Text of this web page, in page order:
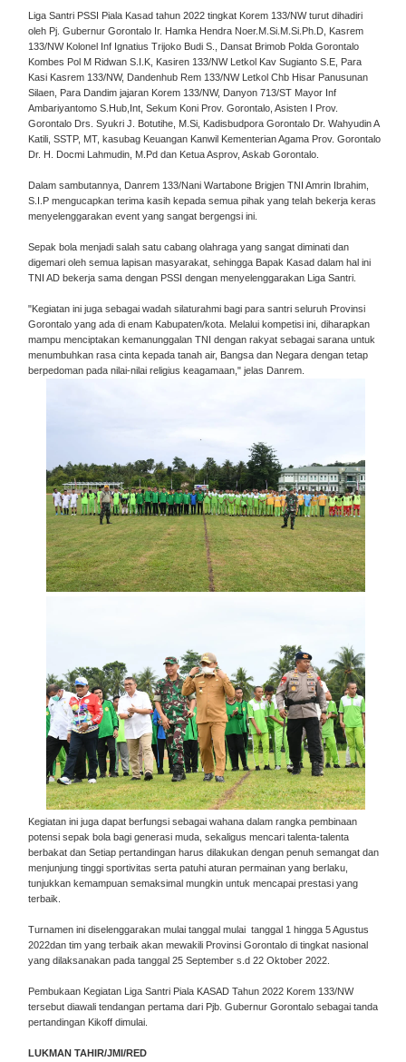
Liga Santri PSSI Piala Kasad tahun 2022 tingkat Korem 133/NW turut dihadiri
oleh Pj. Gubernur Gorontalo Ir. Hamka Hendra Noer.M.Si.M.Si.Ph.D, Kasrem
133/NW Kolonel Inf Ignatius Trijoko Budi S., Dansat Brimob Polda Gorontalo
Kombes Pol M Ridwan S.I.K, Kasiren 133/NW Letkol Kav Sugianto S.E, Para
Kasi Kasrem 133/NW, Dandenhub Rem 133/NW Letkol Chb Hisar Panusunan
Silaen, Para Dandim jajaran Korem 133/NW, Danyon 713/ST Mayor Inf
Ambariyantomo S.Hub,Int, Sekum Koni Prov. Gorontalo, Asisten I Prov.
Gorontalo Drs. Syukri J. Botutihe, M.Si, Kadisbudpora Gorontalo Dr. Wahyudin A
Katili, SSTP, MT, kasubag Keuangan Kanwil Kementerian Agama Prov. Gorontalo
Dr. H. Docmi Lahmudin, M.Pd dan Ketua Asprov, Askab Gorontalo.
Dalam sambutannya, Danrem 133/Nani Wartabone Brigjen TNI Amrin Ibrahim,
S.I.P mengucapkan terima kasih kepada semua pihak yang telah bekerja keras
menyelenggarakan event yang sangat bergengsi ini.
Sepak bola menjadi salah satu cabang olahraga yang sangat diminati dan
digemari oleh semua lapisan masyarakat, sehingga Bapak Kasad dalam hal ini
TNI AD bekerja sama dengan PSSI dengan menyelenggarakan Liga Santri.
"Kegiatan ini juga sebagai wadah silaturahmi bagi para santri seluruh Provinsi
Gorontalo yang ada di enam Kabupaten/kota. Melalui kompetisi ini, diharapkan
mampu menciptakan kemanunggalan TNI dengan rakyat sebagai sarana untuk
menumbuhkan rasa cinta kepada tanah air, Bangsa dan Negara dengan tetap
berpedoman pada nilai-nilai religius keagamaan," jelas Danrem.
Kegiatan ini juga dapat berfungsi sebagai wahana dalam rangka pembinaan
potensi sepak bola bagi generasi muda, sekaligus mencari talenta-talenta
berbakat dan Setiap pertandingan harus dilakukan dengan penuh semangat dan
menjunjung tinggi sportivitas serta patuhi aturan permainan yang berlaku,
tunjukkan kemampuan semaksimal mungkin untuk mencapai prestasi yang
terbaik.
Turnamen ini diselenggarakan mulai tanggal mulai tanggal 1 hingga 5 Agustus
2022dan tim yang terbaik akan mewakili Provinsi Gorontalo di tingkat nasional
yang dilaksanakan pada tanggal 25 September s.d 22 Oktober 2022.
Pembukaan Kegiatan Liga Santri Piala KASAD Tahun 2022 Korem 133/NW
tersebut diawali tendangan pertama dari Pjb. Gubernur Gorontalo sebagai tanda
pertandingan Kikoff dimulai.
LUKMAN TAHIR/JMI/RED